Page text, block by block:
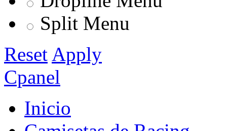
Split Menu
Reset Apply
Cpanel
Inicio